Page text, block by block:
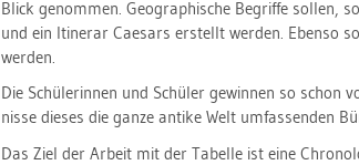
Blick ge­nom­men. Geo­gra­phi­sche Be­grif­fe sol­len,
und ein Iti­nerar Cae­sars er­stellt wer­den. Eben­so
wer­den.
Die Schü­le­rin­nen und Schü­ler ge­win­nen so schon
nis­se die­ses die ganze an­ti­ke Welt um­fas­sen­den
Das Ziel der Ar­beit mit der Ta­bel­le ist eine